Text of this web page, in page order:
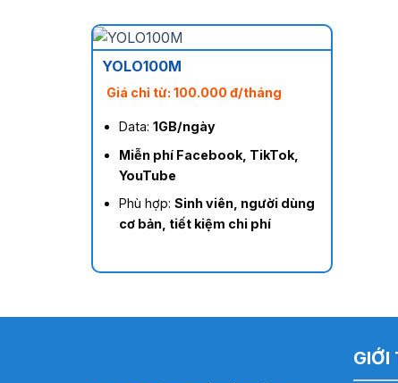
YOLO100M
Giá chỉ từ: 100.000 đ/tháng
Data: 1GB/ngày
Miễn phí Facebook, TikTok,
YouTube
Phù hợp: Sinh viên, người dùng
cơ bản, tiết kiệm chi phí
GIỚI